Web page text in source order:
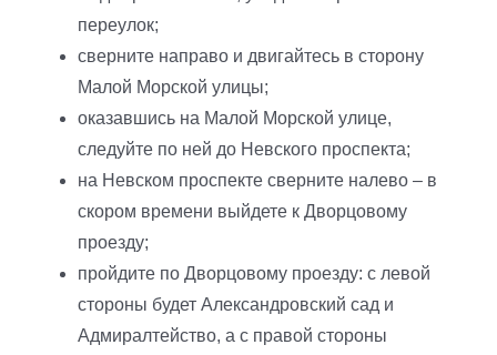
переулок;
сверните направо и двигайтесь в сторону
Малой Морской улицы;
оказавшись на Малой Морской улице,
следуйте по ней до Невского проспекта;
на Невском проспекте сверните налево – в
скором времени выйдете к Дворцовому
проезду;
пройдите по Дворцовому проезду: с левой
стороны будет Александровский сад и
Адмиралтейство, а с правой стороны